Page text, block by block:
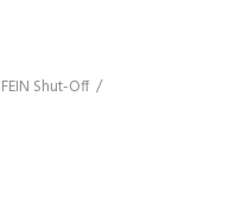
FEIN Shut-Off